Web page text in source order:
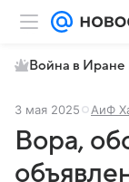
Война в Иране
3 мая 2025 АиФ
Вора,